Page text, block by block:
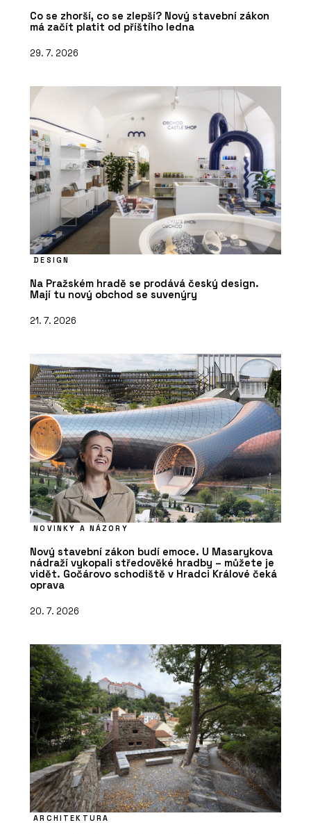
Co se zhorší, co se zlepší? Nový stavební zákon
má začít platit od příštího ledna
29. 7. 2026
DESIGN
Na Pražském hradě se prodává český design.
Mají tu nový obchod se suvenýry
21. 7. 2026
NOVINKY A NÁZORY
Nový stavební zákon budí emoce. U Masarykova
nádraží vykopali středověké hradby – můžete je
vidět. Gočárovo schodiště v Hradci Králové čeká
oprava
20. 7. 2026
ARCHITEKTURA